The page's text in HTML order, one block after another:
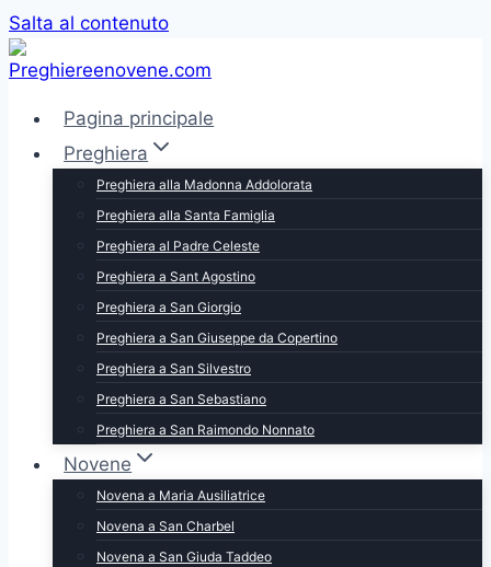
Salta al contenuto
Pagina principale
Preghiera
Preghiera alla Madonna Addolorata
Preghiera alla Santa Famiglia
Preghiera al Padre Celeste
Preghiera a Sant Agostino
Preghiera a San Giorgio
Preghiera a San Giuseppe da Copertino
Preghiera a San Silvestro
Preghiera a San Sebastiano
Preghiera a San Raimondo Nonnato
Novene
Novena a Maria Ausiliatrice
Novena a San Charbel
Novena a San Giuda Taddeo